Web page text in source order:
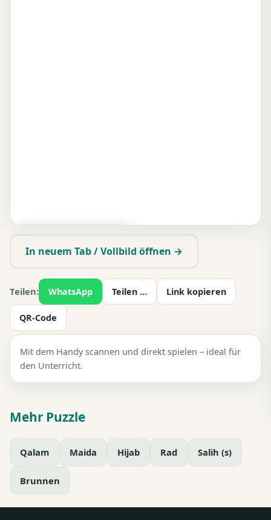
▶ Zum Spielen tippen
In neuem Tab / Vollbild öffnen →
Teilen: WhatsApp Teilen … Link kopieren
QR-Code
Mit dem Handy scannen und direkt spielen – ideal für
den Unterricht.
Mehr Puzzle
Qalam Maida Hijab Rad Salih (s)
Brunnen